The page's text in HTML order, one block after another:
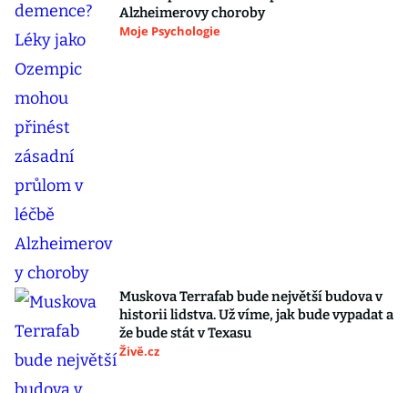
Alzheimerovy choroby
Moje Psychologie
Muskova Terrafab bude největší budova v
historii lidstva. Už víme, jak bude vypadat a
že bude stát v Texasu
Živě.cz